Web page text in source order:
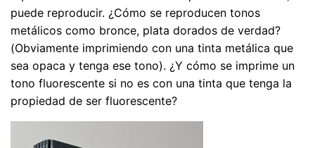
puede reproducir. ¿Cómo se reproducen tonos
metálicos como bronce, plata dorados de verdad?
(Obviamente imprimiendo con una tinta metálica que
sea opaca y tenga ese tono). ¿Y cómo se imprime un
tono fluorescente si no es con una tinta que tenga la
propiedad de ser fluorescente?